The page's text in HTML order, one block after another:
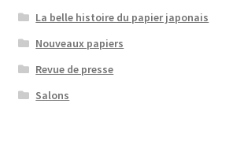
La belle histoire du papier japonais
Nouveaux papiers
Revue de presse
Salons